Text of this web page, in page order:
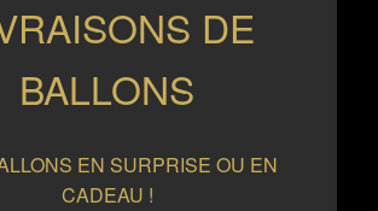
DE
BALLONS
EN SURPRISE OU EN
CADEAU !